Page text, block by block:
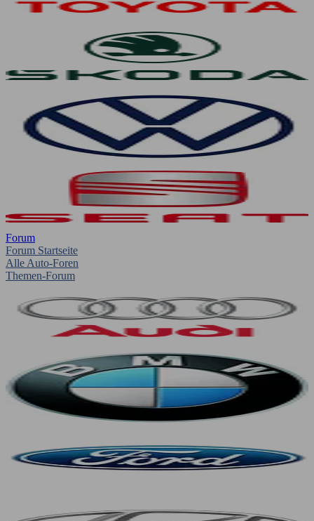
Forum
Forum Startseite
Alle Auto-Foren
Themen-Forum